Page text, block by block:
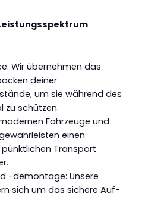
Wir übernehmen das
deiner
um sie während des
zu schützen.
Fahrzeuge und
einen
Transport
-demontage: Unsere
sich um das sichere Auf-